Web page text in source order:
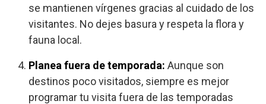
se mantienen vírgenes gracias al cuidado de los
visitantes. No dejes basura y respeta la flora y
fauna local.
Planea fuera de temporada: Aunque son
destinos poco visitados, siempre es mejor
programar tu visita fuera de las temporadas